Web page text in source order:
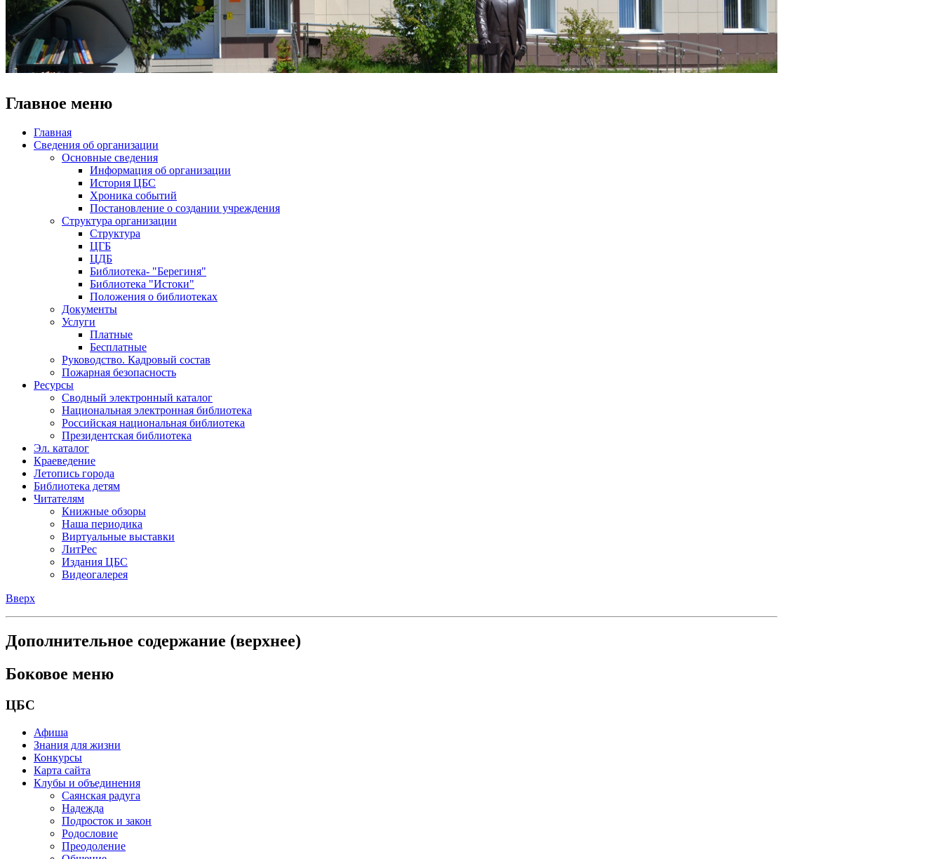
Главное меню
Главная
Сведения об организации
Основные сведения
Информация об организации
История ЦБС
Хроника событий
Постановление о создании учреждения
Структура организации
Структура
ЦГБ
ЦДБ
Библиотека- "Берегиня"
Библиотека "Истоки"
Положения о библиотеках
Документы
Услуги
Платные
Бесплатные
Руководство. Кадровый состав
Пожарная безопасность
Ресурсы
Сводный электронный каталог
Национальная электронная библиотека
Российская национальная библиотека
Президентская библиотека
Эл. каталог
Краеведение
Летопись города
Библиотека детям
Читателям
Книжные обзоры
Наша периодика
Виртуальные выставки
ЛитРес
Издания ЦБС
Видеогалерея
Вверх
Дополнительное содержание (верхнее)
Боковое меню
ЦБС
Афиша
Знания для жизни
Конкурсы
Карта сайта
Клубы и объединения
Саянская радуга
Надежда
Подросток и закон
Родословие
Преодоление